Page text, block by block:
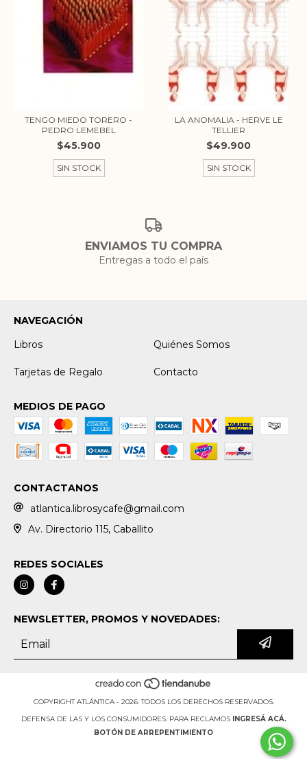
TENGO MIEDO TORERO -
PEDRO LEMEBEL
$45.900
SIN STOCK
LA ANOMALIA - HERVE LE
TELLIER
$49.900
SIN STOCK
ENVIAMOS TU COMPRA
Entregas a todo el país
NAVEGACIÓN
Libros
Quiénes Somos
Tarjetas de Regalo Contacto
MEDIOS DE PAGO
CONTACTANOS
atlantica.librosycafe@gmail.com
Av. Directorio 115, Caballito
REDES SOCIALES
NEWSLETTER, PROMOS Y NOVEDADES:
COPYRIGHT ATLÁNTICA - 2026. TODOS LOS DERECHOS RESERVADOS.
DEFENSA DE LAS Y LOS CONSUMIDORES. PARA RECLAMOS INGRESÁ ACÁ.
BOTÓN DE ARREPENTIMIENTO